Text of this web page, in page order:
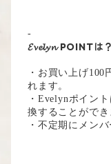
-
𝓔𝓿𝓮𝓵𝔂𝓷 POINTは？
・お買い上げ100
れます。
・Evelynポイン
換することができ
・不定期にメン